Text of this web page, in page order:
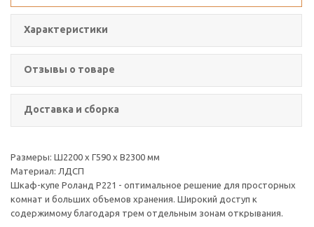
Характеристики
Отзывы о товаре
Доставка и сборка
Размеры: Ш2200 х Г590 х В2300 мм
Материал: ЛДСП
Шкаф-купе Роланд Р221 - оптимальное решение для просторных
комнат и больших объемов хранения. Широкий доступ к
содержимому благодаря трем отдельным зонам открывания.